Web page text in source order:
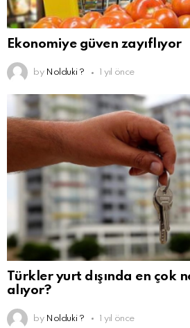
Ekonomiye güven zayıflıyor
by Nolduki ? 1 yıl önce
Türkler yurt dışında en çok
alıyor?
by Nolduki ? 1 yıl önce